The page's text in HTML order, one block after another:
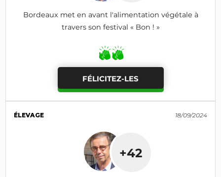
Bordeaux met en avant l'alimentation végétale à
travers son festival « Bon ! »
FÉLICITEZ-LES
ÉLEVAGE 18/09/2024
+42